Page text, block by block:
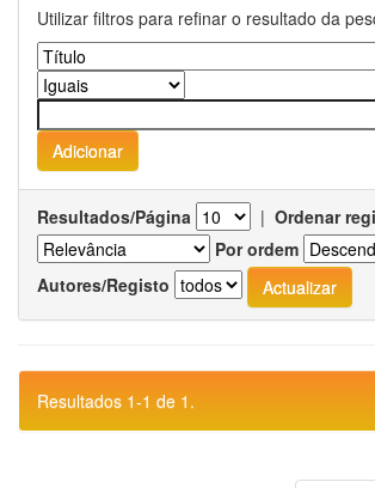
Utilizar filtros para refinar o resultado da
Resultados/Página | Ordenar
Por ordem
Autores/Registo
Resultados 1-1 de 1.